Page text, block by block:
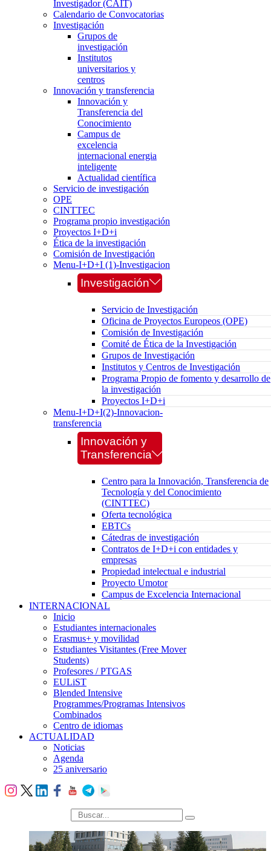
Investigador (CAIT)
Calendario de Convocatorias
Investigación
Grupos de
investigación
Institutos
universitarios y
centros
Innovación y transferencia
Innovación y
Transferencia del
Conocimiento
Campus de
excelencia
internacional energia
inteligente
Actualidad científica
Servicio de investigación
OPE
CINTTEC
Programa propio investigación
Proyectos I+D+i
Ética de la investigación
Comisión de Investigación
Menu-I+D+I (1)-Investigacion
Investigación
Servicio de Investigación
Oficina de Proyectos Europeos (OPE)
Comisión de Investigación
Comité de Ética de la Investigación
Grupos de Investigación
Institutos y Centros de Investigación
Programa Propio de fomento y desarrollo de
la investigación
Proyectos I+D+i
Menu-I+D+I(2)-Innovacion-
transferencia
Innovación y
Transferencia
Centro para la Innovación, Transferencia de
Tecnología y del Conocimiento
(CINTTEC)
Oferta tecnológica
EBTCs
Cátedras de investigación
Contratos de I+D+i con entidades y
empresas
Propiedad intelectual e industrial
Proyecto Umotor
Campus de Excelencia Internacional
INTERNACIONAL
Inicio
Estudiantes internacionales
Erasmus+ y movilidad
Estudiantes Visitantes (Free Mover
Students)
Profesores / PTGAS
EULiST
Blended Intensive
Programmes/Programas Intensivos
Combinados
Centro de idiomas
ACTUALIDAD
Noticias
Agenda
25 aniversario
búsqueda